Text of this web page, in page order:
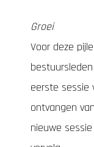
Groei
Voor deze
eerste sessie
ontvangen
nieuwe